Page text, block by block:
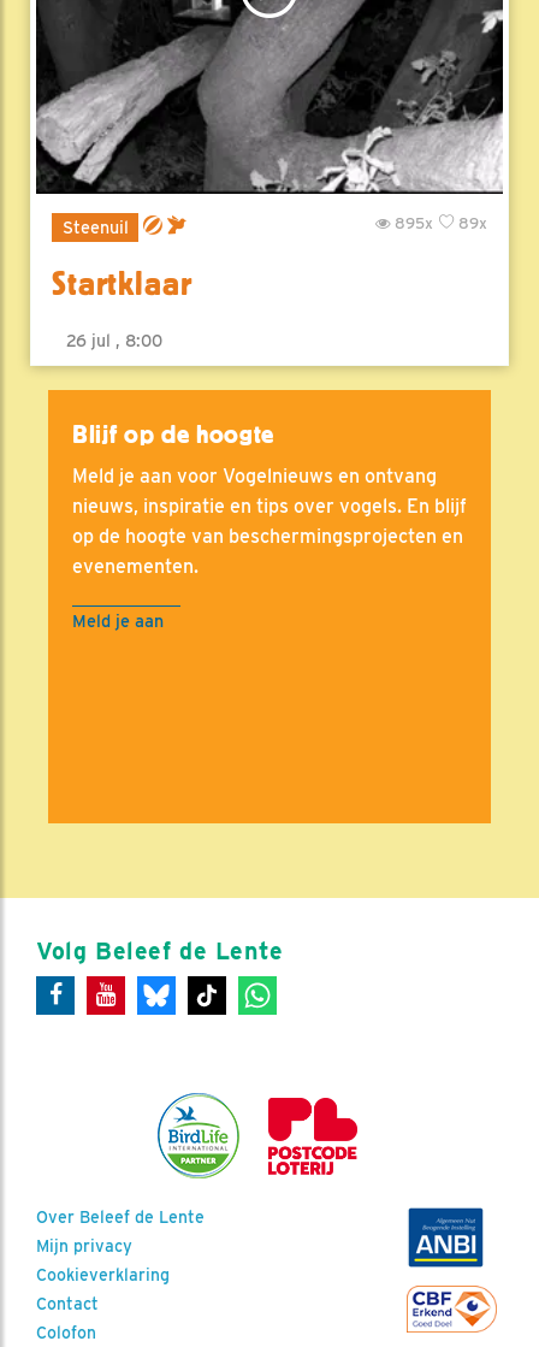
Steenuil 89x
895x
Startklaar
26 jul , 8:00
Blijf op de hoogte
Meld je aan voor Vogelnieuws en ontvang
nieuws, inspiratie en tips over vogels. En blijf
op de hoogte van beschermingsprojecten en
evenementen.
Meld je aan
Volg Beleef de Lente
Over Beleef de Lente
Mijn privacy
Cookieverklaring
Contact
Colofon